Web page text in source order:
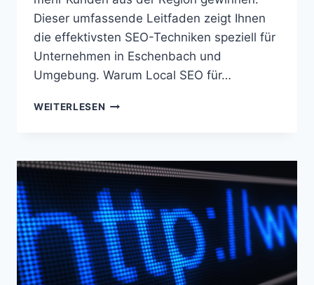
Dieser umfassende Leitfaden zeigt Ihnen
die effektivsten SEO-Techniken speziell für
Unternehmen in Eschenbach und
Umgebung. Warum Local SEO für…
WEITERLESEN LOCAL
DER
OBERPFALZ
(BY)